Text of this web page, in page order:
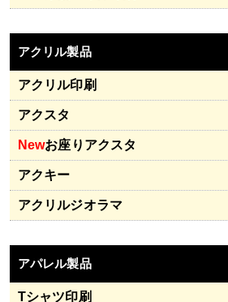
アクリル製品
アクリル印刷
アクスタ
Newお座りアクスタ
アクキー
アクリルジオラマ
アパレル製品
Tシャツ印刷